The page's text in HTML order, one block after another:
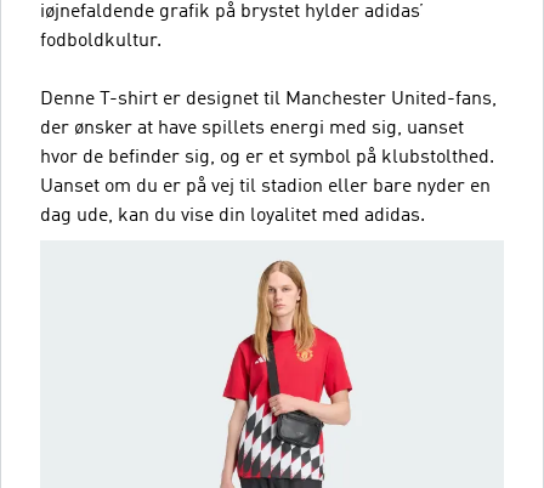
iøjnefaldende grafik på brystet hylder adidas’
fodboldkultur.
Denne T-shirt er designet til Manchester United-fans,
der ønsker at have spillets energi med sig, uanset
hvor de befinder sig, og er et symbol på klubstolthed.
Uanset om du er på vej til stadion eller bare nyder en
dag ude, kan du vise din loyalitet med adidas.